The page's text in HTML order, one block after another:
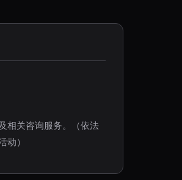
相关咨询服务。（依法
动）